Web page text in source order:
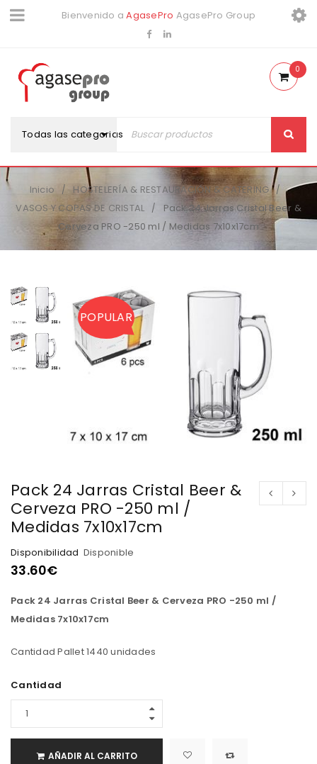
Bienvenido aAgasePro AgasePro Group
Todas las categorias
0
Inicio / HOSTELERÍA & RESTAURACIÓN & CATERING /
VASOS Y COPAS DE CRISTAL /
Pack 24 Jarras Cristal Beer &
Cerveza PRO -250 ml / Medidas 7x10x17cm
POPULAR
Pack 24 Jarras Cristal Beer &
Cerveza PRO -250 ml /
Medidas 7x10x17cm
Disponibilidad Disponible
33.60€
Pack 24 Jarras Cristal Beer & Cerveza PRO -250 ml /
Medidas 7x10x17cm
Cantidad Pallet 1440 unidades
Cantidad
AÑADIR AL CARRITO